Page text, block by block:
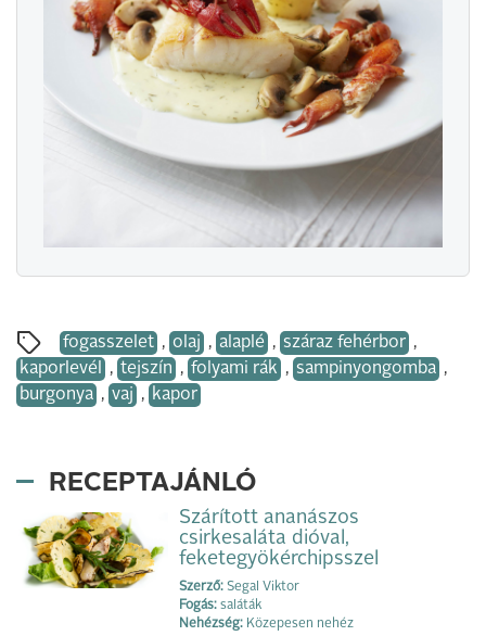
fogasszelet , olaj , alaplé , száraz fehérbor ,
kaporlevél
, tejszín , folyami rák , sampinyongomba ,
burgonya , vaj , kapor
RECEPTAJÁNLÓ
Szárított ananászos
csirkesaláta dióval,
feketegyökérchipsszel
Szerző: Segal Viktor
Fogás: saláták
Nehézség: Közepesen nehéz